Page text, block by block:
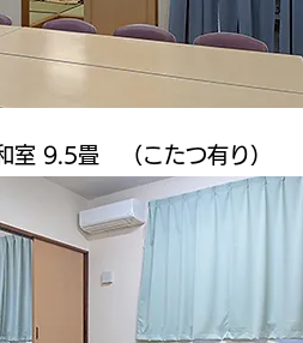
室 9.5畳 （こたつ有り）